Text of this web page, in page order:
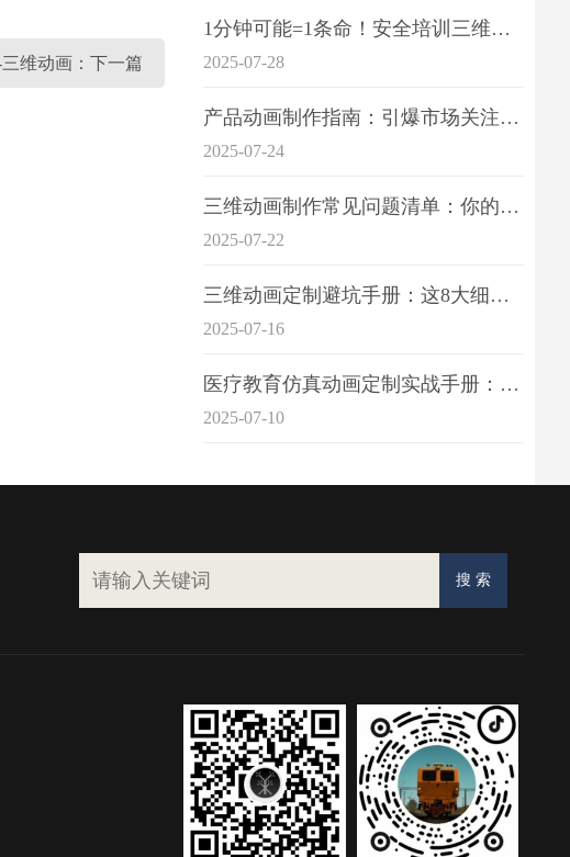
维动画：下一篇
1分钟可能=1条命！安全培训三维动画制作成本效益深度拆解
2025-07-28
产品动画制作指南：引爆市场关注的视觉引擎
2025-07-24
三维动画制作常见问题清单：你的项目是否踩中这6大技术雷区？
2025-07-22
三维动画定制避坑手册：这8大细节重点关注
2025-07-16
医疗教育仿真动画定制实战手册：击破传统医学教育7大痛点
2025-07-10